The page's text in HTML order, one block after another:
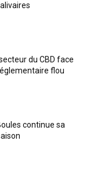
du CBD face
flou
continue sa